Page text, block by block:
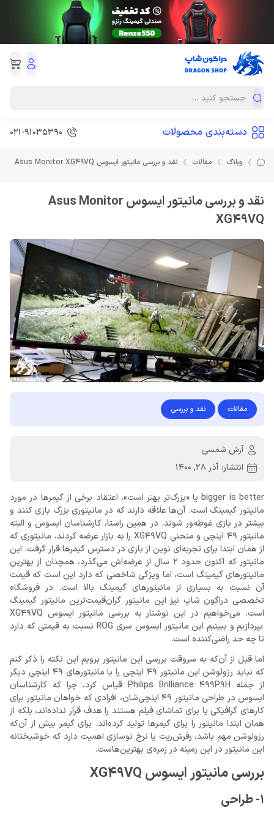
دسته‌بندی محصولات 021-91035390
وبلاگ مقالات نقد و بررسی مانیتور ایسوس Asus Monitor XG49VQ
نقد و بررسی مانیتور ایسوس Asus Monitor
XG49VQ
مقالات نقد و بررسی
آرش شمسی
انتشار: آذر 28, 1400
bigger is better یا «بزرگ‌تر بهتر است»، اعتقاد برخی از گیمرها در مورد
مانیتور گیمینگ است. آن‌ها علاقه دارند که در مانیتوری بزرگ بازی کنند و
بیشتر در بازی غوطه‌ور شوند. در همین راستا، کارشناسان ایسوس و البته
مانیتور 49 اینچی و منحنیِ XG49VQ را به بازار عرضه کردند، مانیتوری که
از همان ابتدا برای تجربه‌ای نوین از بازی در دسترس گیمرها قرار گرفت. این
مانیتور که اکنون حدود 2 سال از عرضه‌اش می‌گذرد، همچنان از بهترین
مانیتورهای گیمینگ است، اما ویژگی شاخصی که دارد این است که قیمت
آن نسبت به بسیاری از مانیتورهای گیمینگ بالا است. در فروشگاه
تخصصی دراگون شاپ نیز این مانیتور گران‌قیمت‌ترین مانیتور گیمینگ
است. می‌خواهیم در این نوشتار به بررسی مانیتور ایسوس XG49VQ
بپردازیم و ببینیم این مانیتور ایسوس سری ROG نسبت به قیمتی که دارد
تا چه حد راضی‌کننده است.
اما قبل از آن‌که به سروقت بررسی این مانیتور برویم این نکته را ذکر کنم
که نباید رزولوشن این مانیتور 49 اینچی را با مانیتورهای 49 اینچیِ دیگر
از جمله Philips Brilliance 499P9H قیاس کرد، چرا که کارشناسان
ایسوس در طراحی مانیتور 49 اینچی‌شان، افرادی که خواهان مانیتور برای
کارهای گرافیکی یا برای تماشای فیلم هستند را هدف قرار نداده‌اند، بلکه از
همان ابتدا مانیتور را برای گیمرها تولید کرده‌اند. برای گیمر بیش از آن‌که
رزولوشن مهم باشد، رفرش‌ریت یا نرخ نوسازی اهمیت دارد که خوشبختانه
این مانیتور در این زمینه در زمره‌ی بهترین‌هاست.
بررسی مانیتور ایسوس XG49VQ
1- طراحی